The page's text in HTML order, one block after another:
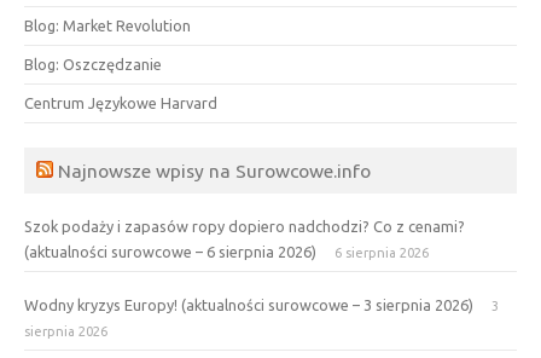
Blog: Market Revolution
Blog: Oszczędzanie
Centrum Językowe Harvard
Najnowsze wpisy na Surowcowe.info
Szok podaży i zapasów ropy dopiero nadchodzi? Co z cenami?
(aktualności surowcowe – 6 sierpnia 2026)
6 sierpnia 2026
Wodny kryzys Europy! (aktualności surowcowe – 3 sierpnia 2026)
3
sierpnia 2026